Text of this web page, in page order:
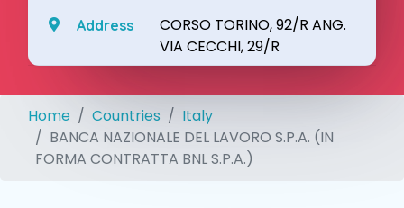
Address
CORSO TORINO, 92/R ANG.
VIA CECCHI, 29/R
Home Countries
Italy
BANCA NAZIONALE DEL LAVORO S.P.A. (IN
FORMA CONTRATTA BNL S.P.A.)